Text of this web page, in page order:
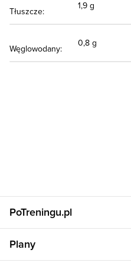
Tłuszcze:
1,9 g
Węglowodany:
0,8 g
PoTreningu.pl
Polityka prywatności
Regulamin
Plany